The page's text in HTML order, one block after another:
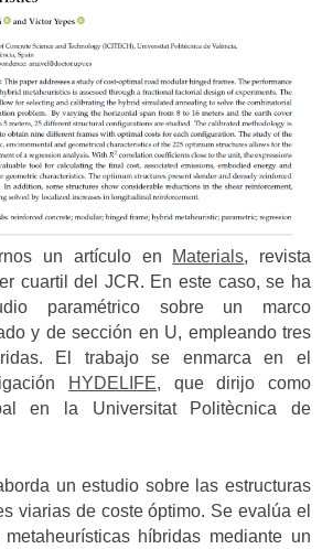
un artículo en Materials, revista
cuartil del JCR. En este caso, se ha
paramétrico sobre un marco
y de sección en U, empleando tres
El trabajo se enmarca en el
HYDELIFE, que dirijo como
en la Universitat Politècnica de
un estudio sobre las estructuras
viarias de coste óptimo. Se evalúa el
híbridas mediante un